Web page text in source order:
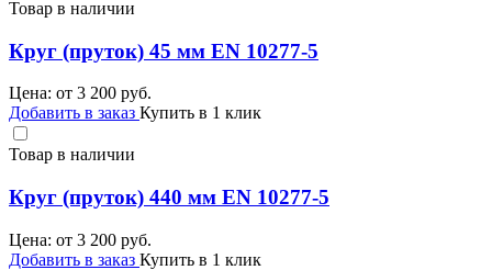
Товар в наличии
Круг (пруток) 45 мм EN 10277-5
Цена: от 3 200 руб.
Добавить в заказ Купить в 1 клик
Товар в наличии
Круг (пруток) 440 мм EN 10277-5
Цена: от 3 200 руб.
Добавить в заказ Купить в 1 клик